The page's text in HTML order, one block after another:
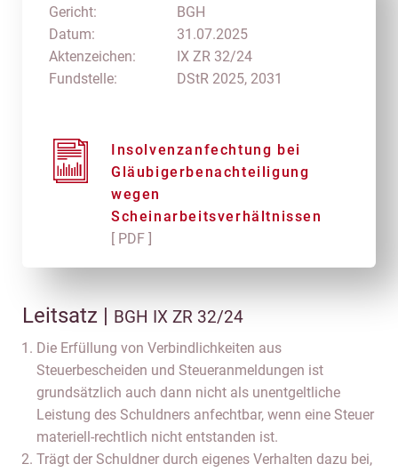
Gericht:
Datum:
Aktenzeichen:
Fundstelle:
BGH
31.07.2025
IX ZR 32/24
DStR 2025, 2031
Insolvenzanfechtung bei
Gläubigerbenachteiligung
wegen
Scheinarbeitsverhältnissen
[ PDF ]
Leitsatz | BGH IX ZR 32/24
Die Erfüllung von Verbindlichkeiten aus
Steuerbescheiden und Steueranmeldungen ist
grundsätzlich auch dann nicht als unentgeltliche
Leistung des Schuldners anfechtbar, wenn eine Steuer
materiell-rechtlich nicht entstanden ist.
Trägt der Schuldner durch eigenes Verhalten dazu bei,